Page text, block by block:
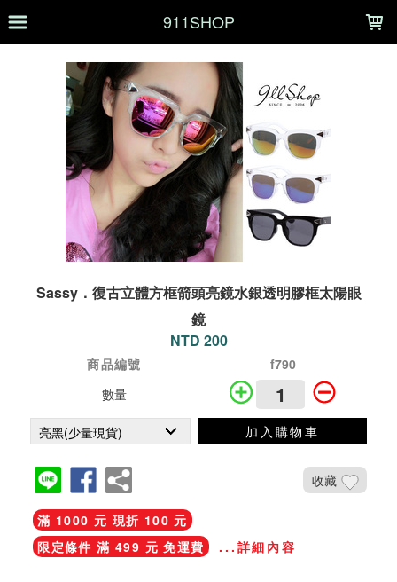
911SHOP
Sassy．復古立體方框箭頭亮鏡水銀透明膠框太陽眼
鏡
NTD 200
商品編號
f790
數量
加入購物車
收藏
滿 1000 元 現折 100 元
限定條件 滿 499 元 免運費
...詳細內容